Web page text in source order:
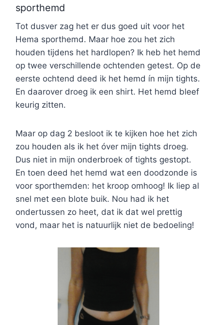
sporthemd
Tot dusver zag het er dus goed uit voor het
Hema sporthemd. Maar hoe zou het zich
houden tijdens het hardlopen? Ik heb het hemd
op twee verschillende ochtenden getest. Op de
eerste ochtend deed ik het hemd ín mijn tights.
En daarover droeg ik een shirt. Het hemd bleef
keurig zitten.
Maar op dag 2 besloot ik te kijken hoe het zich
zou houden als ik het óver mijn tights droeg.
Dus niet in mijn onderbroek of tights gestopt.
En toen deed het hemd wat een doodzonde is
voor sporthemden: het kroop omhoog! Ik liep al
snel met een blote buik. Nou had ik het
ondertussen zo heet, dat ik dat wel prettig
vond, maar het is natuurlijk niet de bedoeling!